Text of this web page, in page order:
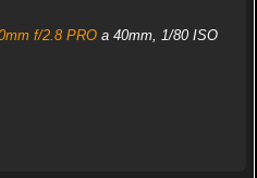
f/2.8 PROa 40mm, 1/80 ISO